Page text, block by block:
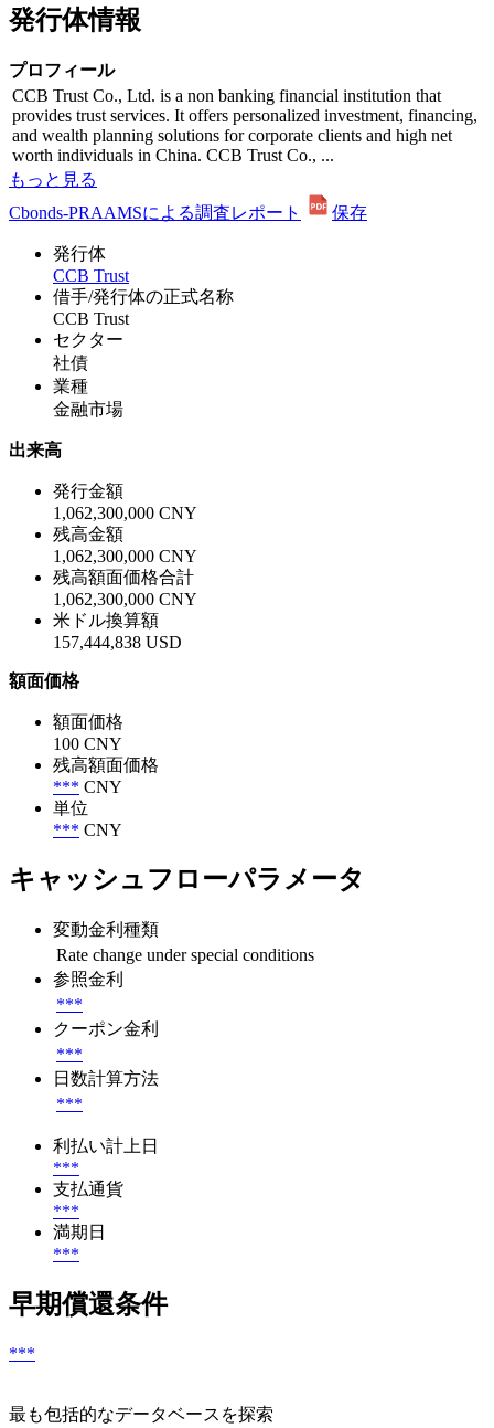
発行体情報
プロフィール
CCB Trust Co., Ltd. is a non banking financial institution that
provides trust services. It offers personalized investment, financing,
and wealth planning solutions for corporate clients and high net
worth individuals in China. CCB Trust Co., ...
もっと見る
Cbonds-PRAAMSによる調査レポート
保存
発行体
CCB Trust
借手/発行体の正式名称
CCB Trust
セクター
社債
業種
金融市場
出来高
発行金額
1,062,300,000 CNY
残高金額
1,062,300,000 CNY
残高額面価格合計
1,062,300,000 CNY
米ドル換算額
157,444,838 USD
額面価格
額面価格
100 CNY
残高額面価格
*** CNY
単位
*** CNY
キャッシュフローパラメータ
変動金利種類
Rate change under special conditions
参照金利
***
クーポン金利
***
日数計算方法
***
利払い計上日
***
支払通貨
***
満期日
***
早期償還条件
***
最も包括的なデータベースを探索